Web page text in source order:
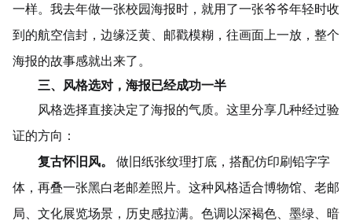
一样。我去年做一张校园海报时，就用了一张爷爷年轻时收
到的航空信封，边缘泛黄、邮戳模糊，往画面上一放，整个
海报的故事感就出来了。
三、风格选对，海报已经成功一半
风格选择直接决定了海报的气质。这里分享几种经过验
证的方向：
复古怀旧风。
做旧纸张纹理打底，搭配仿印刷铅字字
体，再叠一张黑白老邮差照片。这种风格适合博物馆、老邮
局、文化展览场景，历史感拉满。色调以深褐色、墨绿、暗